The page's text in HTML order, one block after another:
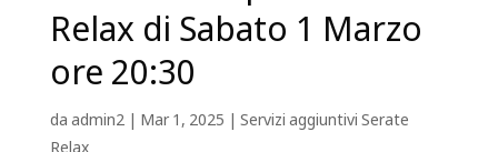
Relax di Sabato 1 Marzo
ore 20:30
daadmin2| Mar 1, 2025 | Servizi aggiuntivi Serate